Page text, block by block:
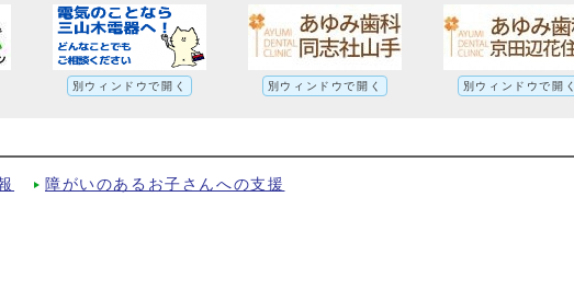
別ウィンドウで開く 別ウィンドウで開く 別ウィンドウで開く
障がいのあるお子さんへの支援